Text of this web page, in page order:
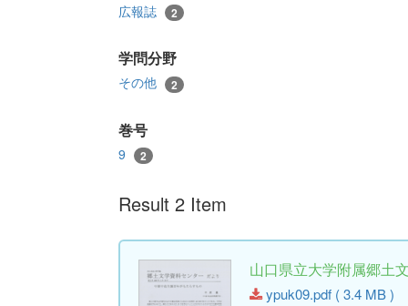
広報誌 2
学問分野
その他 2
巻号
9 2
Result 2 Item
山口県立大学附属郷土
ypuk09.pdf ( 3.4 MB )